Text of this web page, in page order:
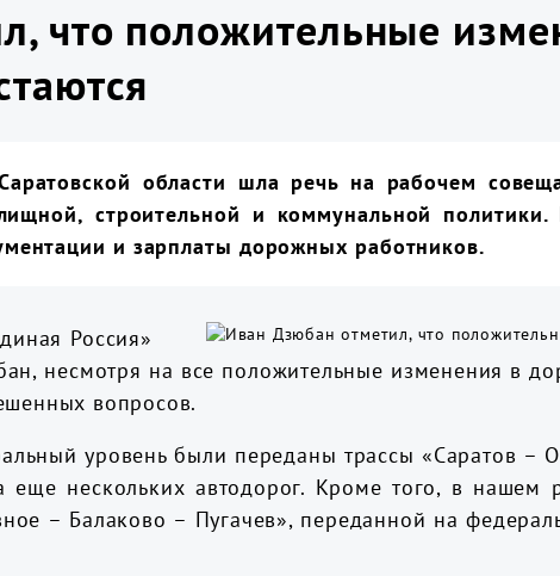
что положительные
области шла речь на рабочем
строительной и коммунальной
и зарплаты дорожных работников.
Россия»
несмотря на все положительные изменения в
вопросов.
уровень были переданы трассы «Саратов –
еще нескольких автодорог. Кроме того, в
– Балаково – Пугачев», переданной на